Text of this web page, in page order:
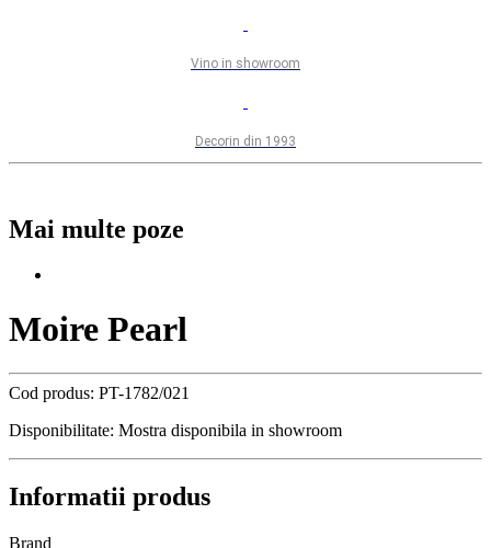
Vino in showroom
Decorin din 1993
Mai multe poze
Moire Pearl
Cod produs: PT-1782/021
Disponibilitate: Mostra disponibila in showroom
Informatii produs
Brand